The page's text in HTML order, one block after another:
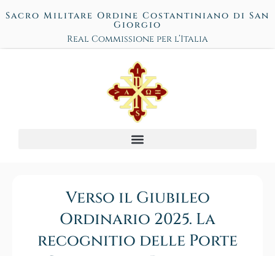
Sacro Militare Ordine Costantiniano di San
Giorgio
Real Commissione per l’Italia
Verso il Giubileo
Ordinario 2025. La
recognitio delle Porte